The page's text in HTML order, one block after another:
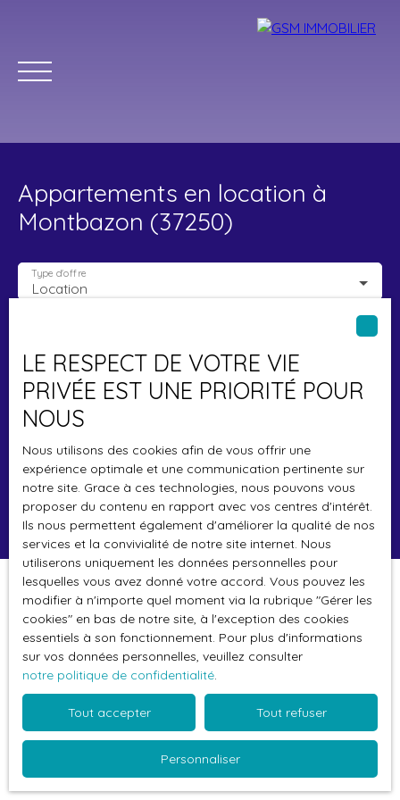
Blog
Parrainage
Appartements en location à
Montbazon (37250)
Location
Type d'offre
Montbazon (37250)
Localisation
Loyer max (€/mois)
Surface min (m²)
Rechercher
Pertinence
Trier par Créer une alerte
Aucun résultat
LE RESPECT DE VOTRE VIE
PRIVÉE EST UNE PRIORITÉ POUR
NOUS
Nous utilisons des cookies afin de vous offrir une
expérience optimale et une communication pertinente sur
notre site. Grace à ces technologies, nous pouvons vous
proposer du contenu en rapport avec vos centres d'intérêt.
Ils nous permettent également d'améliorer la qualité de nos
services et la convivialité de notre site internet. Nous
utiliserons uniquement les données personnelles pour
lesquelles vous avez donné votre accord. Vous pouvez les
modifier à n'importe quel moment via la rubrique ″Gérer les
cookies″ en bas de notre site, à l'exception des cookies
essentiels à son fonctionnement. Pour plus d'informations
sur vos données personnelles, veuillez consulter
notre politique de confidentialité.
Tout accepter Tout refuser
Personnaliser